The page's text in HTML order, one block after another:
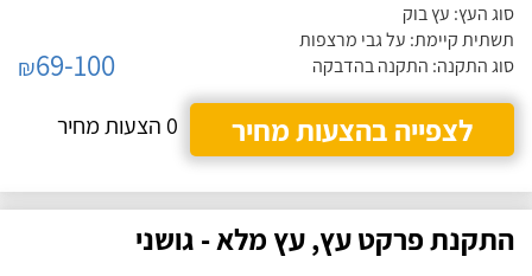
סוג העץ: עץ בוק
תשתית קיימת: על גבי מרצפות
סוג התקנה: התקנה בהדבקה
₪69-100
לצפייה בהצעות מחיר
0 הצעות מחיר
התקנת פרקט עץ, עץ מלא - גושני